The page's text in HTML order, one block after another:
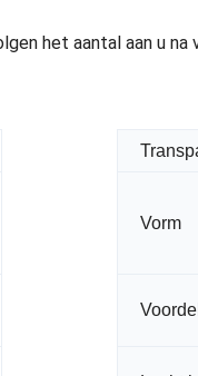
het aantal aan u
Vorm